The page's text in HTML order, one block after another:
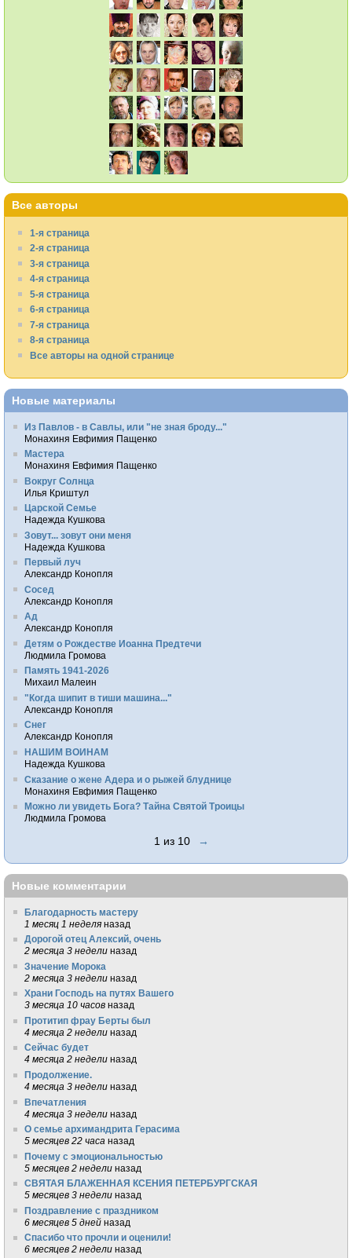
Все авторы
1-я страница
2-я страница
3-я страница
4-я страница
5-я страница
6-я страница
7-я страница
8-я страница
Все авторы на одной странице
Новые материалы
Из Павлов - в Савлы, или "не зная броду..."
Монахиня Евфимия Пащенко
Мастера
Монахиня Евфимия Пащенко
Вокруг Солнца
Илья Криштул
Царской Семье
Надежда Кушкова
Зовут... зовут они меня
Надежда Кушкова
Первый луч
Александр Конопля
Сосед
Александр Конопля
Ад
Александр Конопля
Детям о Рождестве Иоанна Предтечи
Людмила Громова
Память 1941-2026
Михаил Малеин
"Когда шипит в тиши машина..."
Александр Конопля
Снег
Александр Конопля
НАШИМ ВОИНАМ
Надежда Кушкова
Сказание о жене Адера и о рыжей блуднице
Монахиня Евфимия Пащенко
Можно ли увидеть Бога? Тайна Святой Троицы
Людмила Громова
1 из 10 →
Новые комментарии
Благодарность мастеру
1 месяц 1 неделя назад
Дорогой отец Алексий, очень
2 месяца 3 недели назад
Значение Морока
2 месяца 3 недели назад
Храни Господь на путях Вашего
3 месяца 10 часов назад
Протитип фрау Берты был
4 месяца 2 недели назад
Сейчас будет
4 месяца 2 недели назад
Продолжение.
4 месяца 3 недели назад
Впечатления
4 месяца 3 недели назад
О семье архимандрита Герасима
5 месяцев 22 часа назад
Почему с эмоциональностью
5 месяцев 2 недели назад
СВЯТАЯ БЛАЖЕННАЯ КСЕНИЯ ПЕТЕРБУРГСКАЯ
5 месяцев 3 недели назад
Поздравление с праздником
6 месяцев 5 дней назад
Спасибо что прочли и оценили!
6 месяцев 2 недели назад